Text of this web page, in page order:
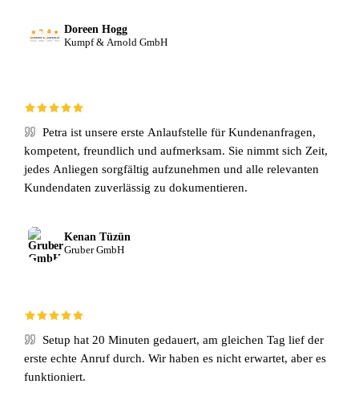
Doreen Hogg
Kumpf & Arnold GmbH
Petra ist unsere erste Anlaufstelle für Kundenanfragen,
kompetent, freundlich und aufmerksam. Sie nimmt sich Zeit,
jedes Anliegen sorgfältig aufzunehmen und alle relevanten
Kundendaten zuverlässig zu dokumentieren.
Kenan Tüzün
Gruber GmbH
Setup hat 20 Minuten gedauert, am gleichen Tag lief der
erste echte Anruf durch. Wir haben es nicht erwartet, aber es
funktioniert.